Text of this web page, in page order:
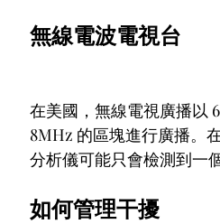
無線電波電視台
在美國，無線電視廣播以
8MHz 的區塊進行廣播。
分析儀可能只會檢測到一
如何管理干擾